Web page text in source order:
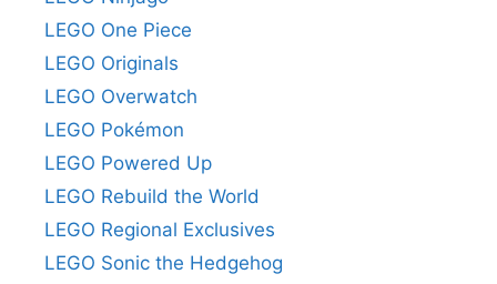
LEGO One Piece
LEGO Originals
LEGO Overwatch
LEGO Pokémon
LEGO Powered Up
LEGO Rebuild the World
LEGO Regional Exclusives
LEGO Sonic the Hedgehog